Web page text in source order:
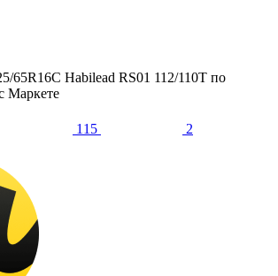
65R16C Habilead RS01 112/110T по
Маркете
115
2